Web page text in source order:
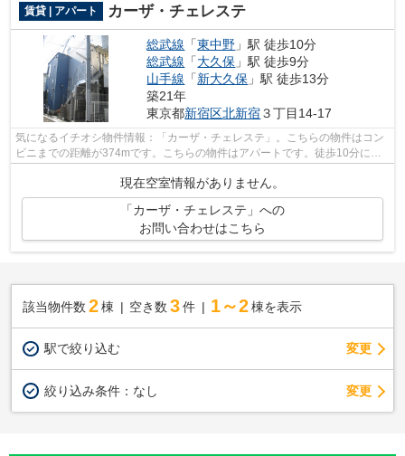
賃貸 | アパート カーザ・チェレステ
総武線 「東中野 」駅 徒歩10分
総武線 「大久保 」駅 徒歩9分
山手線 「新大久保 」駅 徒歩13分
築21年
東京都新宿区北新宿３丁目14-17
気になるイチオシ物件情報：「カーザ・チェレステ」。こちらの物件はコン
ビニまでの距離が374mです。こちらの物件はアパートです。徒歩10分に駅
現在空室情報がありません。
「カーザ・チェレステ」への
お問い合わせはこちら
該当物件数 2棟 空き数 3 件 1～2 棟を表示
駅で絞り込む 変更
絞り込み条件： なし 変更